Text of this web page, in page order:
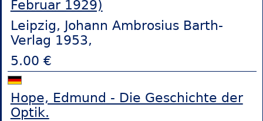
Februar 1929)
Leipzig, Johann Ambrosius Barth-
Verlag 1953,
5.00 €
Hope, Edmund - Die Geschichte der
Optik.